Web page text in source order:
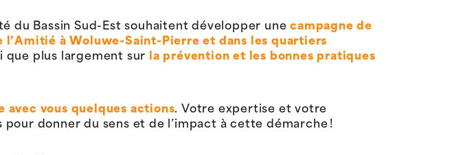
du Bassin Sud-Est souhaitent développer unecampagne de
l’Amitié à Woluwe-Saint-Pierre et dans les quartiers
que plus largement sur la prévention et les bonnes pratiques
avec vous quelques actions. Votre expertise et votre
donner du sens et de l’impact à cette démarche !